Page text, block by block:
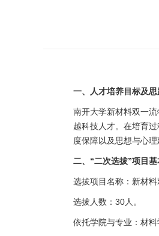
一、人才培养目标及思
南开大学新材料双一
越科技人才。在培育
度保障以及思想与心理
二、 “二次选拔”项目
选拔项目名称：新材料
选拔人数： 30人。
依托学院与专业：材料